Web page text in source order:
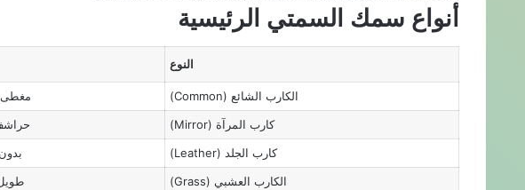
أنواع سمك السمتي الرئيسية
النوع
الكارب الشائع (Common) مغطى
كارب المرآة (Mirror)
كارب الجلد (Leather)
الكارب العشبي (Grass)